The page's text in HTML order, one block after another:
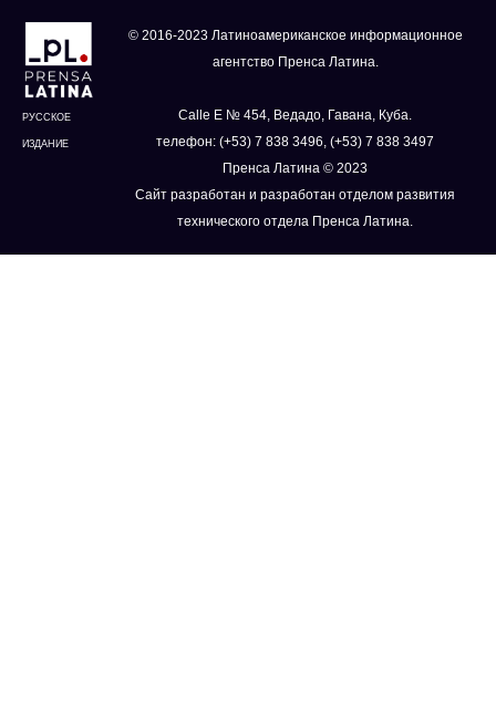
РУССКОЕ
ИЗДАНИЕ
© 2016-2023 Латиноамериканское информационное
агентство Пренса Латина.
Calle E № 454, Ведадо, Гавана, Куба.
телефон: (+53) 7 838 3496, (+53) 7 838 3497
Пренса Латина © 2023
Сайт разработан и разработан отделом развития
технического отдела Пренса Латина.